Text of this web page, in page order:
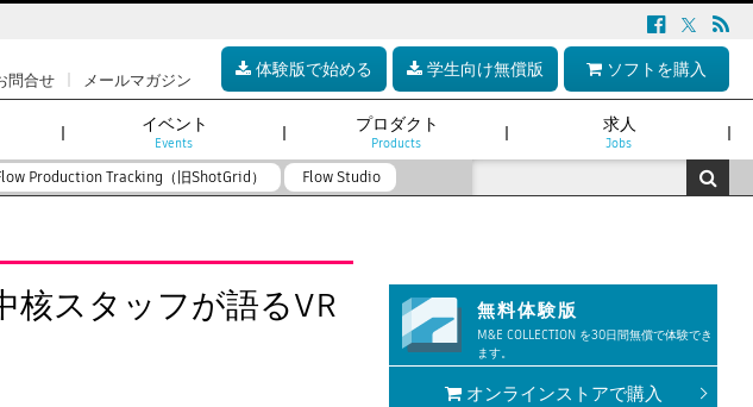
体験版で始める 学生向け無償版 ソフトを購入
問合せ | メールマガジン
イベント
Events
プロダクト
Products
求人
Jobs
Production Tracking（旧ShotGrid） Flow Studio
核スタッフが語るVR
無料体験版
M&E COLLECTION を30日間無償で体験でき
ます。
オンラインストアで購入